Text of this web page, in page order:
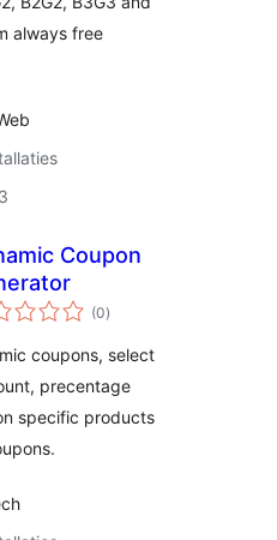
always free
Coupon
(0totaal
waarderingen
)
coupons, select
precentage
specific products